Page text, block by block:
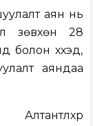
аян нь
зөвхөн 28
болон хүүхэд,
аяндаа